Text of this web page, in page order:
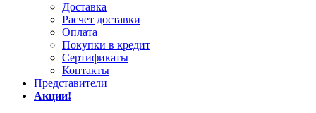
Доставка
Расчет доставки
Оплата
Покупки в кредит
Сертификаты
Контакты
Представители
Акции!